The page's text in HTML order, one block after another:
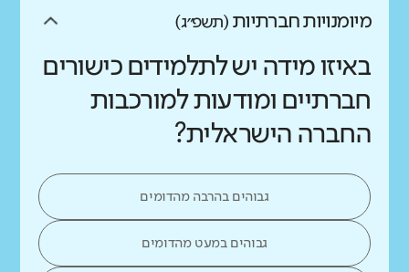
מיומנויות חברתיות (תשפ״ג)
באיזו מידה יש לתלמידים כישורים
חברתיים ומודעות למורכבות
החברה הישראלית?
גבוהים בהרבה מהדומים
גבוהים במעט מהדומים